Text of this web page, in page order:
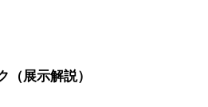
（展示解説）